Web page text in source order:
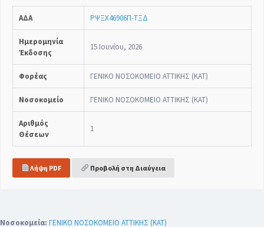
ΑΔΑ ΡΨΞΧ46906Π-ΤΞΔ
Ημερομηνία
Έκδοσης
15 Ιουνίου, 2026
Φορέας ΓΕΝΙΚΟ ΝΟΣΟΚΟΜΕΙΟ ΑΤΤΙΚΗΣ (ΚΑΤ)
Νοσοκομείο ΓΕΝΙΚΟ ΝΟΣΟΚΟΜΕΙΟ ΑΤΤΙΚΗΣ (ΚΑΤ)
Αριθμός
Θέσεων
1
Λήψη PDF Προβολή στη Διαύγεια
Νοσοκομεία: ΓΕΝΙΚΟ ΝΟΣΟΚΟΜΕΙΟ ΑΤΤΙΚΗΣ (ΚΑΤ)